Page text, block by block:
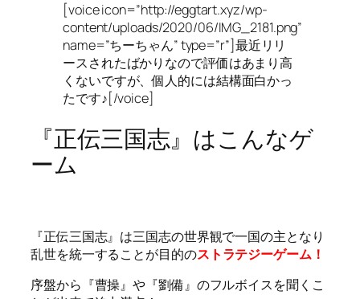
[voice icon=”http://eggtart.xyz/wp-
content/uploads/2020/06/IMG_2181.png”
name=”ちーちゃん” type=”r”]最近リリ
ースされたばかりなので評価はあまり高
くないですが、個人的には結構面白かっ
たです♪[/voice]
『正伝三国志』はこんなゲ
ーム
『正伝三国志』は三国志の世界観で一国の主となり
乱世を統一することが目的のストラテジーゲーム！
序盤から『曹操』や『劉備』のフルボイスを聞くこ